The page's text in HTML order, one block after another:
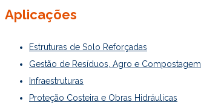
Aplicações
Estruturas de Solo Reforçadas
Gestão de Resíduos, Agro e Compostagem
Infraestruturas
Proteção Costeira e Obras Hidráulicas